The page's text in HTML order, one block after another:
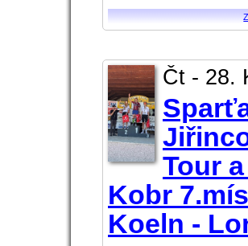
Čt - 28.
Tour
Kobr
Koeln -